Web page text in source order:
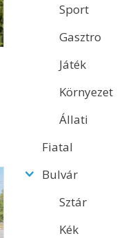
Sport
Gasztro
Játék
Környezet
Állati
Fiatal
Bulvár
Sztár
Kék